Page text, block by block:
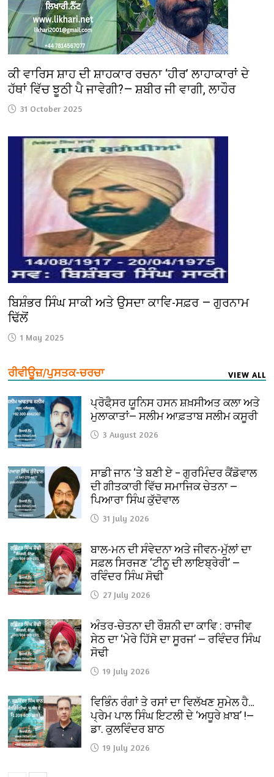
ਕੀ ਵਾਰਿਸ ਸ਼ਾਹ ਦੀ ਸ਼ਾਹਕਾਰ ਰਚਨਾ ‘ਹੀਰ’ ਲਾਹਾਕਾਰਾਂ ਦੇ
ਹੱਥਾਂ ਵਿੱਚ ਝੂਠੀ ਪੈ ਜਾਵੇਗੀ?— ਸ਼ਬੀਰ ਜੀ ਵਾਗੀ, ਲਾਹੌਰ
31 October 2025
ਬਿਸ਼ੰਭਰ ਸਿੰਘ ਸਾਕੀ ਅਤੇ ਉਸਦਾ ਕਾਵਿ-ਸਫ਼ਰ — ਗੁਰਨਾਮ
ਢਿੱਲੋਂ
1 May 2025
ਰੀਵੀਊਜ਼/ਪੁਸਤਕ-ਚਰਚਾ VIEW ALL
ਪ੍ਰੋਫੈ਼ਸਰ ਯੂਨਿਸ ਹਸਨ ਸ਼ਖ਼ਸੀਅਤ ਕਲਾ ਅਤੇ
ਮੁਲਾਕਾਤਾਂ— ਸਲੀਮ ਆਫ਼ਤਾਬ ਸਲੀਮ ਕਸੂਰੀ
3 August 2026
ਸਾਡੀ ਜਾਨ ‘ਤੇ ਬਣੀ ਏ – ਗੁਰਮਿੰਦਰ ਕੈਂਡੋਵਾਲ
ਦੀ ਗੀਤਕਾਰੀ ਵਿੱਚ ਸਮਾਜਿਕ ਚੇਤਨਾ —
ਪਿਆਰਾ ਸਿੰਘ ਕੁੱਦੋਵਾਲ
31 July 2026
ਬਾਲ-ਮਨ ਦੀ ਸੰਵੇਦਨਾ ਅਤੇ ਜੀਵਨ-ਮੁੱਲਾਂ ਦਾ
ਸਫ਼ਲ ਸਿਰਜਣ ‘ਟੀਨੂ ਦੀ ਲਾਇਬ੍ਰੇਰੀ’ —
ਰਵਿੰਦਰ ਸਿੰਘ ਸੋਢੀ
27 July 2026
ਅੰਤਰ-ਚੇਤਨਾ ਦੀ ਰੌਸ਼ਨੀ ਦਾ ਕਾਵਿ : ਰਾਜੀਵ
ਸੇਠ ਦਾ ‘ਮੇਰੇ ਹਿੱਸੇ ਦਾ ਸੂਰਜ’ — ਰਵਿੰਦਰ ਸਿੰਘ
ਸੋਢੀ
19 July 2026
ਵਿਭਿੰਨ ਰੰਗਾਂ ਤੇ ਰਸਾਂ ਦਾ ਵਿਲੱਖਣ ਸੁਮੇਲ ਹੈ…
ਪ੍ਰੇਮ ਪਾਲ ਸਿੰਘ ਇਟਲੀ ਦੇ ‘ਅਧੂਰੇ ਖ਼ਾਬ’ !—
ਡਾ. ਕੁਲਵਿੰਦਰ ਬਾਠ
19 July 2026